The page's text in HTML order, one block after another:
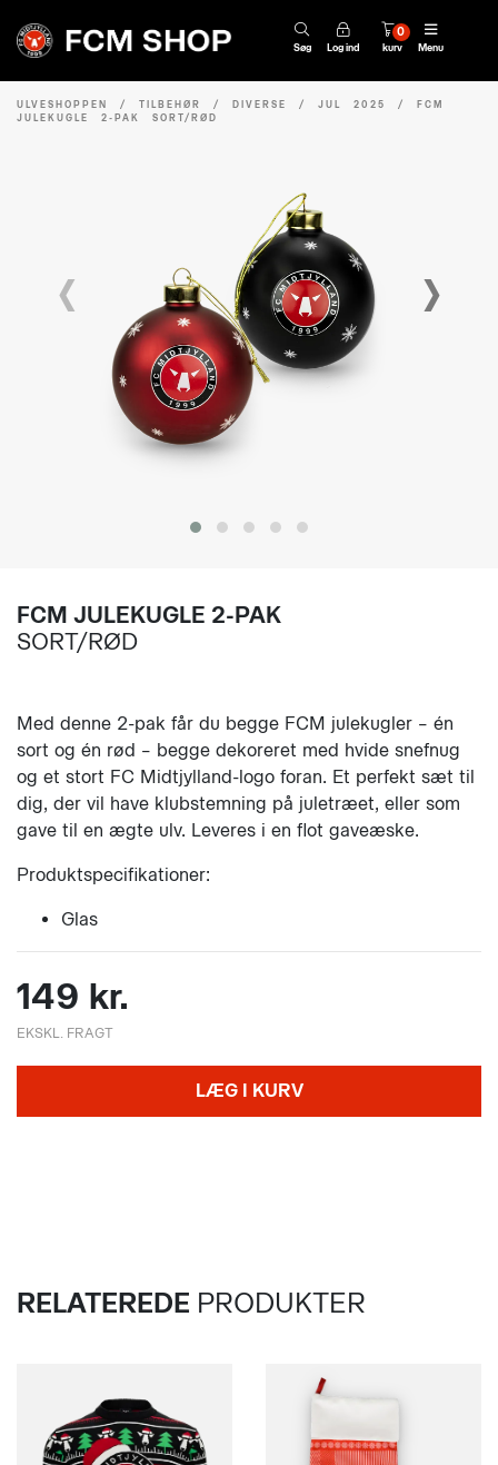
Søg Log ind kurv
0
Menu
ULVESHOPPEN / TILBEHØR / DIVERSE / JUL 2025 / FCM
JULEKUGLE 2-PAK SORT/RØD
‹ ›
FCM JULEKUGLE 2-PAK
SORT/RØD
Med denne 2-pak får du begge FCM julekugler – én
sort og én rød – begge dekoreret med hvide snefnug
og et stort FC Midtjylland-logo foran. Et perfekt sæt til
dig, der vil have klubstemning på juletræet, eller som
gave til en ægte ulv. Leveres i en flot gaveæske.
Produktspecifikationer:
Glas
149 kr.
EKSKL. FRAGT
LÆG I KURV
RELATEREDE PRODUKTER